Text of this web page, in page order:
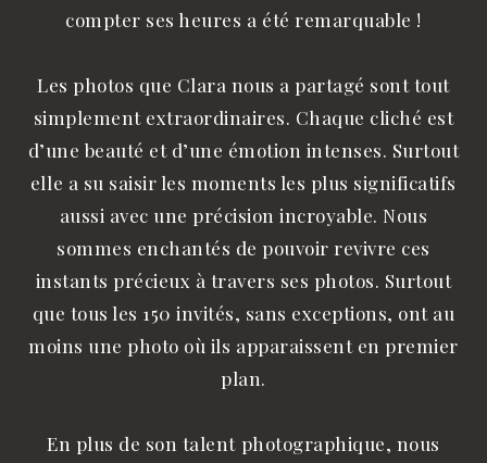
compter ses heures a été remarquable !
Les photos que Clara nous a partagé sont tout
simplement extraordinaires. Chaque cliché est
d’une beauté et d’une émotion intenses. Surtout
elle a su saisir les moments les plus significatifs
aussi avec une précision incroyable. Nous
sommes enchantés de pouvoir revivre ces
instants précieux à travers ses photos. Surtout
que tous les 150 invités, sans exceptions, ont au
moins une photo où ils apparaissent en premier
plan.
En plus de son talent photographique, nous